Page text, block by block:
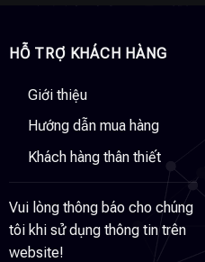
HỖ TRỢ KHÁCH HÀNG
Giới thiệu
Hướng dẫn mua hàng
Khách hàng thân thiết
Vui lòng thông báo cho chúng
tôi khi sử dụng thông tin trên
website!